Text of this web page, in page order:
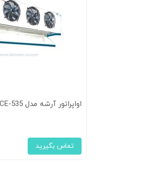
اواپراتور آرشه مدل HCE-535
تماس بگیرید